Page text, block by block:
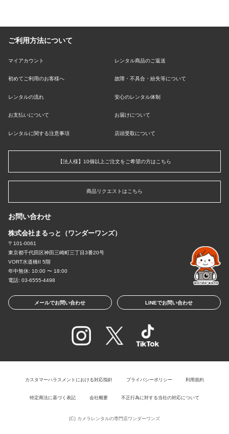
ご利用方法について
マイアカウント レンタル商品のご返送
初めてご利用のお客様へ 故障・不具合・紛失等について
レンタルの流れ 安心のレンタル体制
お支払いについて お届けについて
レンタルに関する注意事項 店頭受取について
【法人様】10個以上ご注文をご希望の方はこちら
商品リクエストはこちら
お問い合わせ
株式会社まるっと（ワンダーワンズ）
〒101-0061
東京都千代田区神田三崎町三丁目3番20号
VORT水道橋II 5階
年中無休: 10:00 〜 18:00
電話: 03-6555-4498
メールでお問い合わせ LINEでお問い合わせ
カスタマーハラスメントにおける対応指針 プライバシーポリシー 利用規約
特定商法に基づく表記 会社概要 不正行為に対する当社の対応について
(C) カメラレンタルの専門店ワンダーワンズ